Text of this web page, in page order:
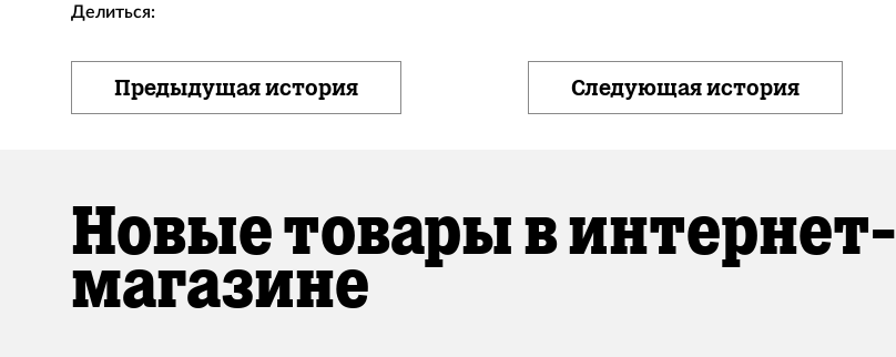
Делиться:
Предыдущая история Следующая история
Новые товары в интернет-
магазине